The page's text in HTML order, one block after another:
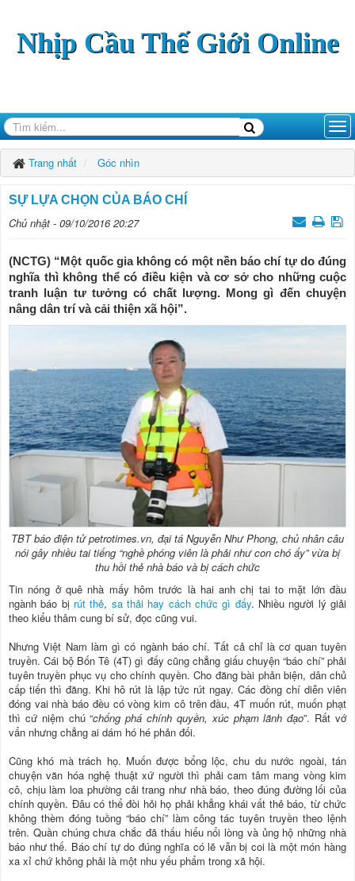
Nhịp Cầu Thế Giới Online
Trang nhất Góc nhìn
SỰ LỰA CHỌN CỦA BÁO CHÍ
Chủ nhật - 09/10/2016 20:27
(NCTG) “Một quốc gia không có một nền báo chí tự do đúng
nghĩa thì không thể có điều kiện và cơ sở cho những cuộc
tranh luận tư tưởng có chất lượng. Mong gì đến chuyện
nâng dân trí và cải thiện xã hội”.
TBT báo điện tử petrotimes.vn, đại tá Nguyễn Như Phong, chủ nhân câu
nói gây nhiều tai tiếng “nghề phóng viên là phải như con chó ấy” vừa bị
thu hồi thẻ nhà báo và bị cách chức
Tin nóng ở quê nhà mấy hôm trước là hai anh chị tai to mặt lớn đầu
ngành báo bị rút thẻ, sa thải hay cách chức gì đấy. Nhiều người lý giải
theo kiểu thâm cung bí sử, đọc cũng vui.
Nhưng Việt Nam làm gì có ngành báo chí. Tất cả chỉ là cơ quan tuyên
truyền. Cái bộ Bốn Tê (4T) gì đấy cũng chẳng giấu chuyện “báo chí” phải
tuyên truyền phục vụ cho chính quyền. Cho đăng bài phản biện, dân chủ
cấp tiến thì đăng. Khi hô rút là lập tức rút ngay. Các đồng chí diễn viên
đóng vai nhà báo đều có vòng kim cô trên đầu, 4T muốn rút, muốn phạt
thì cứ niệm chú “chống phá chính quyền, xúc phạm lãnh đạo”. Rất vớ
vẩn nhưng chẳng ai dám hó hé phản đối.
Cũng khó mà trách họ. Muốn được bổng lộc, chu du nước ngoài, tán
chuyện văn hóa nghệ thuật xứ người thì phải cam tâm mang vòng kim
cô, chịu làm loa phường cải trang như nhà báo, theo đúng đường lối của
chính quyền. Đâu có thể đòi hỏi họ phải khẳng khái vất thẻ báo, từ chức
không thèm đóng tuồng “báo chí” làm công tác tuyên truyền theo lệnh
trên. Quần chúng chưa chắc đã thấu hiểu nổi lòng và ủng hộ những nhà
báo như thế. Báo chí tự do đúng nghĩa có lẽ vẫn bị coi là một món hàng
xa xỉ chứ không phải là một nhu yếu phẩm trong xã hội.